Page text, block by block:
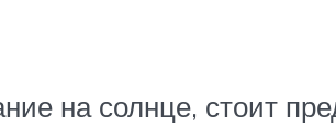
на солнце, стоит